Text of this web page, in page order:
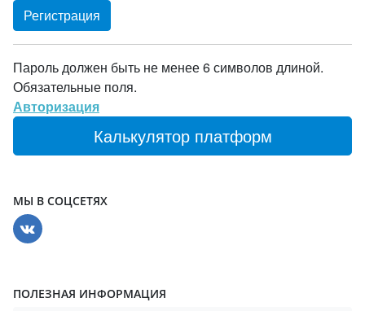
Пароль должен быть не менее 6 символов длиной.
Обязательные поля.
Авторизация
Калькулятор платформ
МЫ В СОЦСЕТЯХ
ПОЛЕЗНАЯ ИНФОРМАЦИЯ